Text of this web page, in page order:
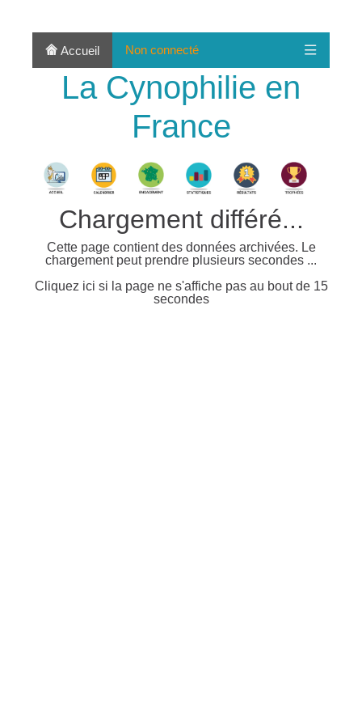
Accueil Non connecté
La Cynophilie en
France
Chargement différé...
Cette page contient des données archivées. Le
chargement peut prendre plusieurs secondes ...
Cliquez ici si la page ne s'affiche pas au bout de 15
secondes